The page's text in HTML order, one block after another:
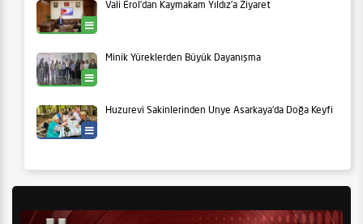
Vali Erol’dan Kaymakam Yıldız’a Ziyaret
Minik Yüreklerden Büyük Dayanışma
Huzurevi Sakinlerinden Ünye Asarkaya’da Doğa Keyfi